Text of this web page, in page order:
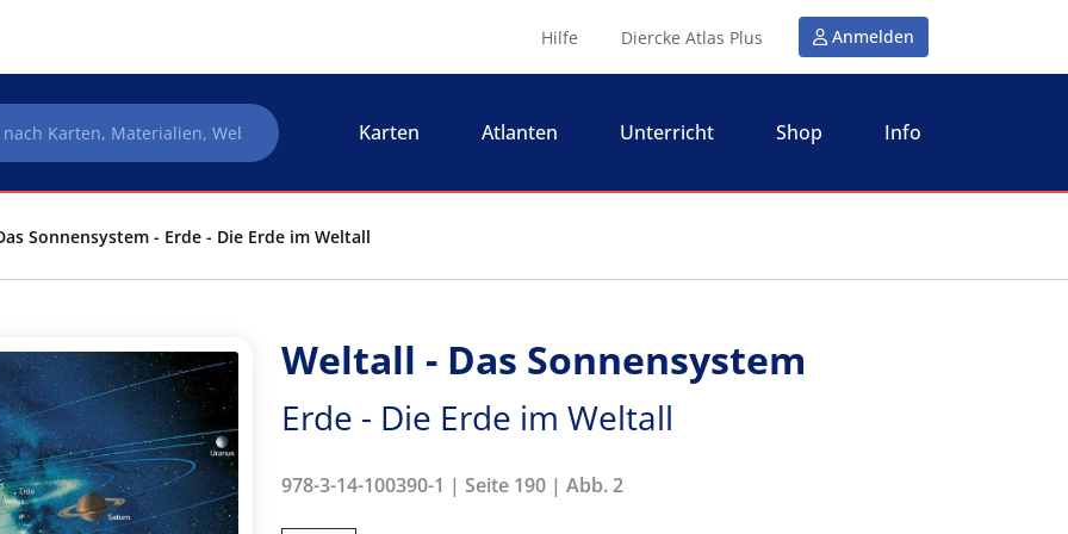
Hilfe Diercke Atlas Plus Anmelden
Karten Atlanten Unterricht Shop Info
Sonnensystem - Erde - Die Erde im Weltall
Weltall - Das Sonnensystem
Erde - Die Erde im Weltall
978-3-14-100390-1 | Seite 190 | Abb. 2